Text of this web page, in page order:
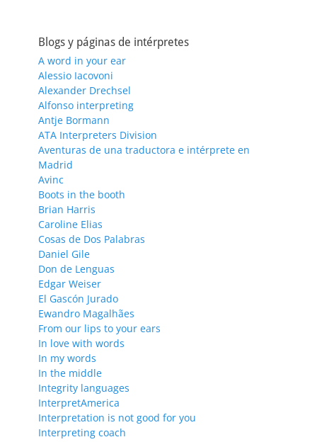
Blogs y páginas de intérpretes
A word in your ear
Alessio Iacovoni
Alexander Drechsel
Alfonso interpreting
Antje Bormann
ATA Interpreters Division
Aventuras de una traductora e intérprete en
Madrid
Avinc
Boots in the booth
Brian Harris
Caroline Elias
Cosas de Dos Palabras
Daniel Gile
Don de Lenguas
Edgar Weiser
El Gascón Jurado
Ewandro Magalhães
From our lips to your ears
In love with words
In my words
In the middle
Integrity languages
InterpretAmerica
Interpretation is not good for you
Interpreting coach